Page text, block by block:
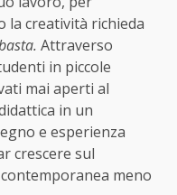
la creatività richieda
Attraverso
in piccole
mai aperti al
in un
e esperienza
crescere sul
meno